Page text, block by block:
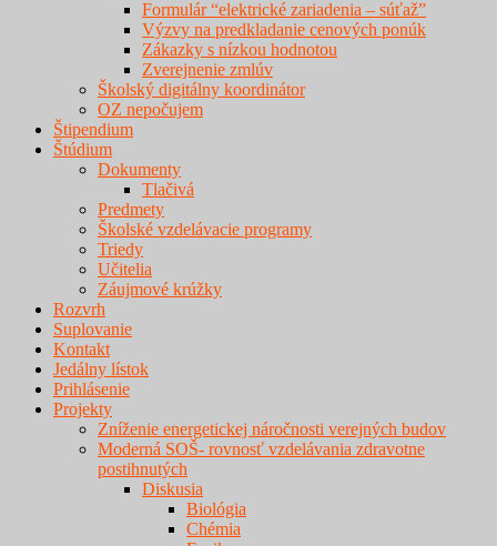
Formulár “elektrické zariadenia – súťaž”
Výzvy na predkladanie cenových ponúk
Zákazky s nízkou hodnotou
Zverejnenie zmlúv
Školský digitálny koordinátor
OZ nepočujem
Štipendium
Štúdium
Dokumenty
Tlačivá
Predmety
Školské vzdelávacie programy
Triedy
Učitelia
Záujmové krúžky
Rozvrh
Suplovanie
Kontakt
Jedálny lístok
Prihlásenie
Projekty
Zníženie energetickej náročnosti verejných budov
Moderná SOŠ- rovnosť vzdelávania zdravotne
postihnutých
Diskusia
Biológia
Chémia